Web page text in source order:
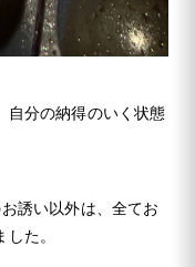
自分の納得のいく状態
誘い以外は、全てお
た。